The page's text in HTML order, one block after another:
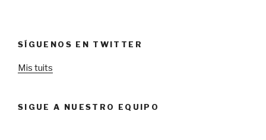
SÍGUENOS EN TWITTER
Mis tuits
SIGUE A NUESTRO EQUIPO